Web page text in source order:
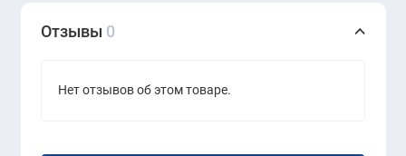
Отзывы 0
Нет отзывов об этом товаре.